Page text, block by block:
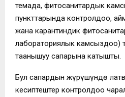
темада, фитосанитардык
пункттарында контролдоо,
жана карантиндик
лабораториялык камсыздоо)
таанышуу сапарына катышты.
Бул сапардын жүрүшүндө
кесиптештер контролдоо